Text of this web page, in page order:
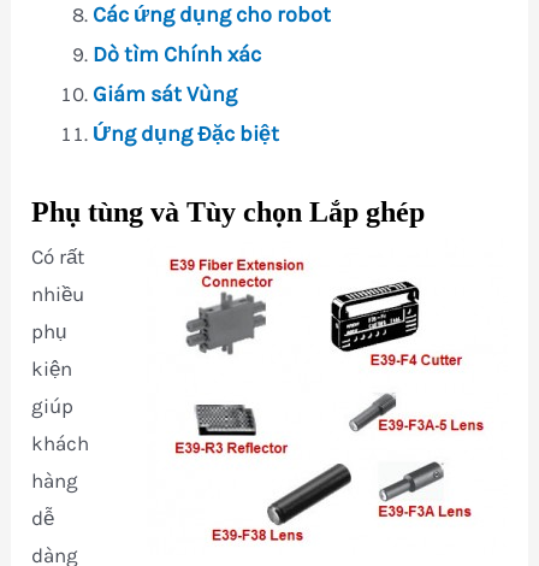
Các ứng dụng cho robot
Dò tìm Chính xác
Giám sát Vùng
Ứng dụng Đặc biệt
Phụ tùng và Tùy chọn Lắp ghép
Có rất
nhiều
phụ
kiện
giúp
khách
hàng
dễ
dàng